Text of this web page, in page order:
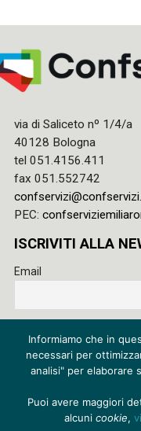
via di Saliceto nº 1/4/a
40128 Bologna
tel 051.4156.411
fax 051.552742
PEC:
ISCRIVITI ALLA
Email
al trattamento dei miei
Privacy policy
Cookie policy
Credits
Informiamo che in
necessari per
analisi" per elaborare
Puoi avere maggiori
alcuni cookie,